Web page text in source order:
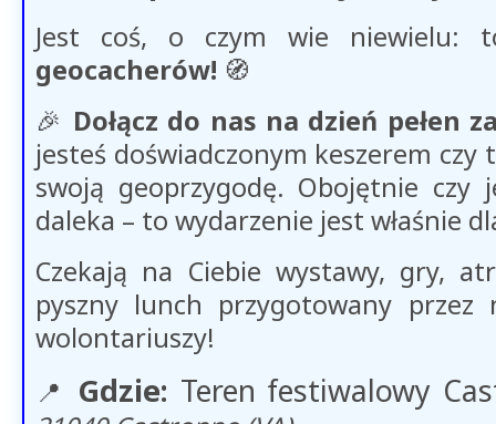
Jest coś, o czym wie niewielu:
geocacherów! 🧭​
🎉 Dołącz do nas na dzień pełen
jesteś doświadczonym keszerem czy
swoją geoprzygodę. Obojętnie czy
daleka – to wydarzenie jest właśnie
Czekają na Ciebie wystawy, gry,
pyszny lunch przygotowany przez
wolontariuszy!
📍 Gdzie: Teren festiwalowy